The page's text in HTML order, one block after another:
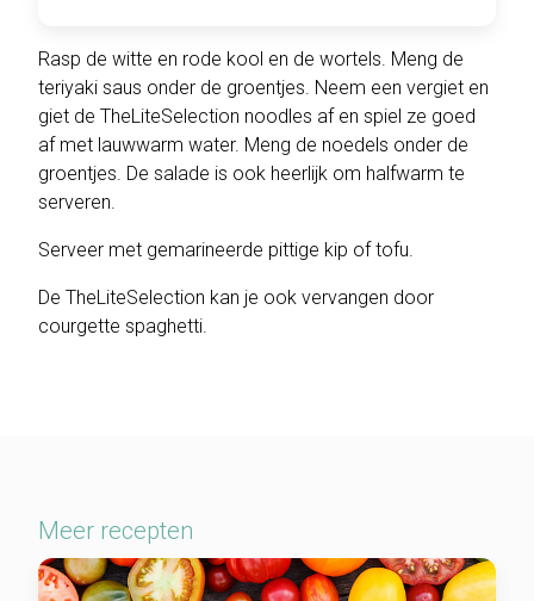
Rasp de witte en rode kool en de wortels. Meng de
teriyaki saus onder de groentjes. Neem een vergiet en
giet de TheLiteSelection noodles af en spiel ze goed
af met lauwwarm water. Meng de noedels onder de
groentjes. De salade is ook heerlijk om halfwarm te
serveren.
Serveer met gemarineerde pittige kip of tofu.
De TheLiteSelection kan je ook vervangen door
courgette spaghetti.
Meer recepten